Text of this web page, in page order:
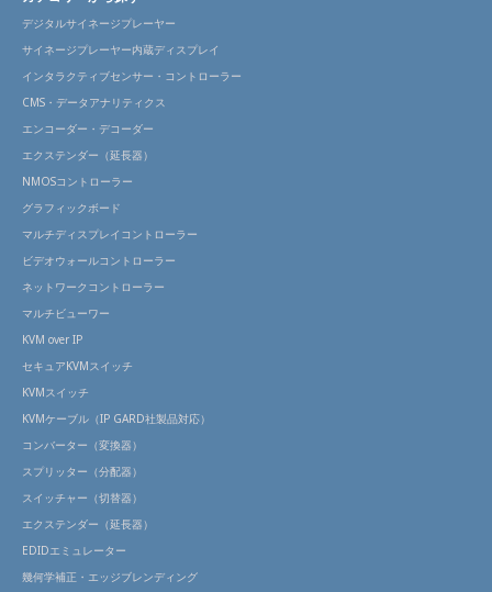
デジタルサイネージプレーヤー
サイネージプレーヤー内蔵ディスプレイ
インタラクティブセンサー・コントローラー
CMS・データアナリティクス
エンコーダー・デコーダー
エクステンダー（延長器）
NMOSコントローラー
グラフィックボード
マルチディスプレイコントローラー
ビデオウォールコントローラー
ネットワークコントローラー
マルチビューワー
KVM over IP
セキュアKVMスイッチ
KVMスイッチ
KVMケーブル（IP GARD社製品対応）
コンバーター（変換器）
スプリッター（分配器）
スイッチャー（切替器）
エクステンダー（延長器）
EDIDエミュレーター
幾何学補正・エッジブレンディング